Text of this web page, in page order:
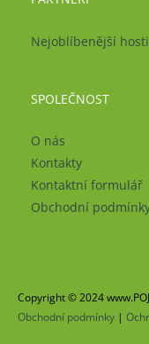
Nejoblíbenější
SPOLEČNOST
O nás
Kontakty
Kontaktní formulář
Obchodní
Copyright © 2024
Obchodní podmínky |